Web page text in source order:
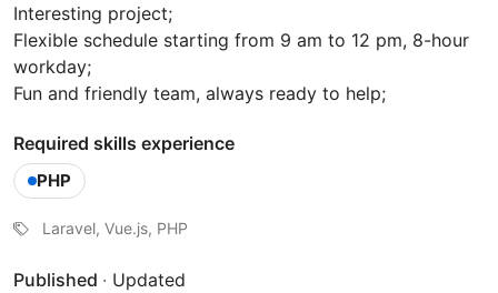
Interesting project;
Flexible schedule starting from 9 am to 12 pm, 8-hour
workday;
Fun and friendly team, always ready to help;
Required skills experience
PHP
Laravel, Vue.js, PHP
Published · Updated